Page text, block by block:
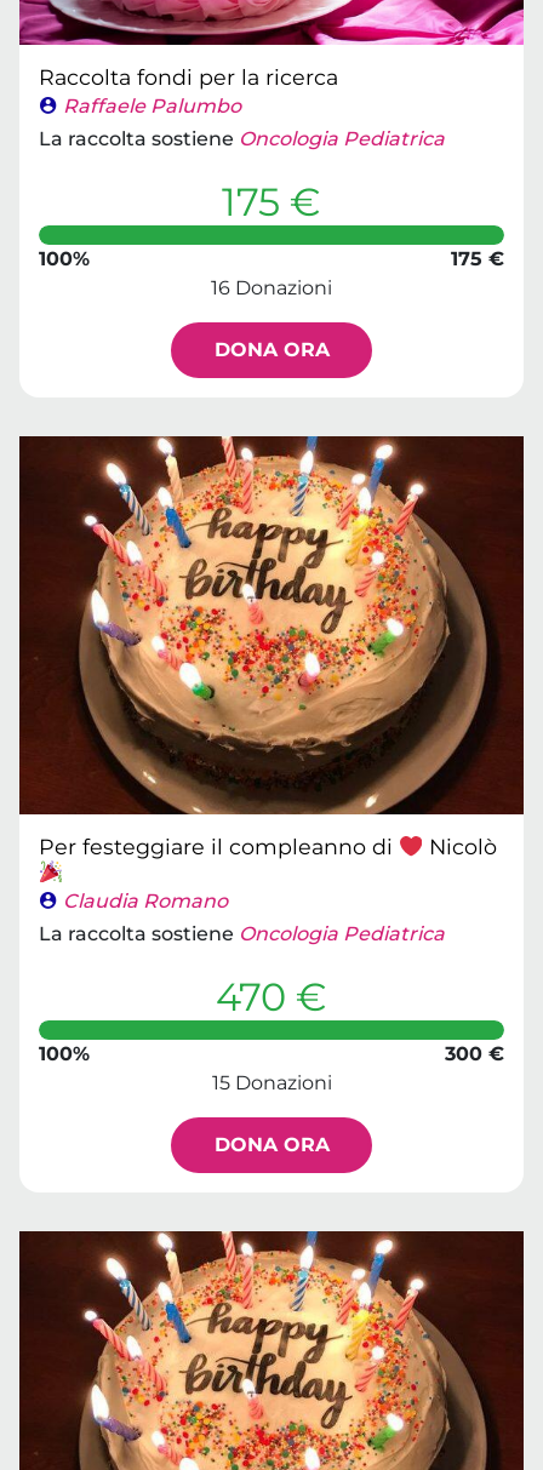
Raccolta fondi per la ricerca
Raffaele Palumbo
La raccolta sostiene Oncologia Pediatrica
175 €
100%
175 €
16 Donazioni
DONA ORA
Per festeggiare il compleanno di Nicolò
Claudia Romano
La raccolta sostiene Oncologia Pediatrica
470 €
100%
300 €
15 Donazioni
DONA ORA